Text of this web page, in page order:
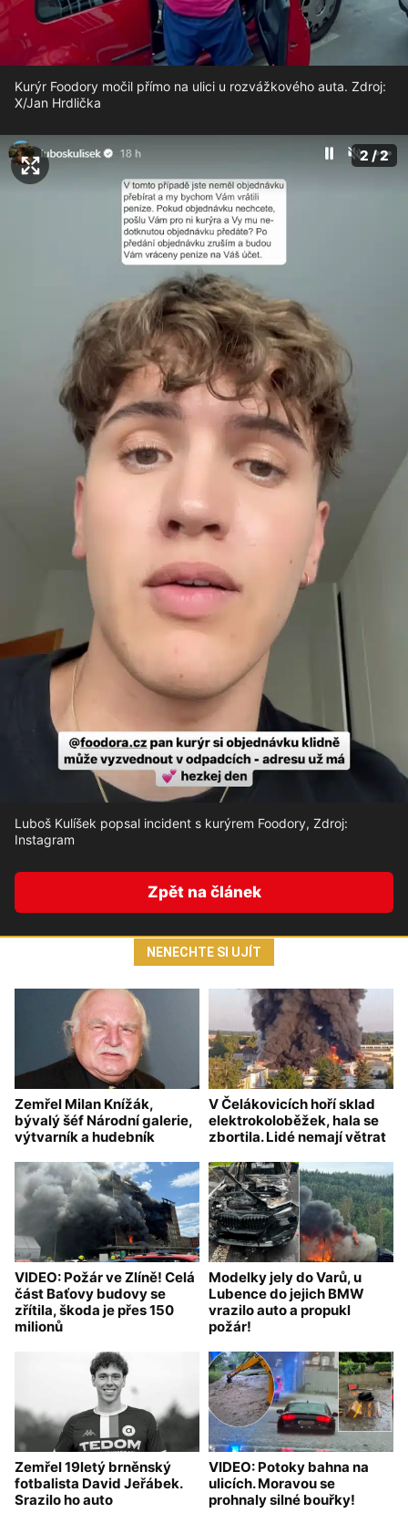
Kurýr Foodory močil přímo na ulici u rozvážkového auta. Zdroj:
X/Jan Hrdlička
2 / 2
Luboš Kulíšek popsal incident s kurýrem Foodory, Zdroj:
Instagram
Zpět na článek
NENECHTE SI UJÍT
Zemřel Milan Knížák,
bývalý šéf Národní galerie,
výtvarník a hudebník
V Čelákovicích hoří sklad
elektrokoloběžek, hala se
zbortila. Lidé nemají větrat
VIDEO: Požár ve Zlíně! Celá
část Baťovy budovy se
zřítila, škoda je přes 150
milionů
Modelky jely do Varů, u
Lubence do jejich BMW
vrazilo auto a propukl
požár!
Zemřel 19letý brněnský
fotbalista David Jeřábek.
Srazilo ho auto
VIDEO: Potoky bahna na
ulicích. Moravou se
prohnaly silné bouřky!